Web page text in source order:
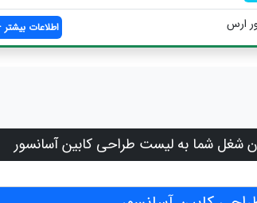
ارس اطلاعات بیشتر
شغل شما به لیست طراحی کابین آسانسور